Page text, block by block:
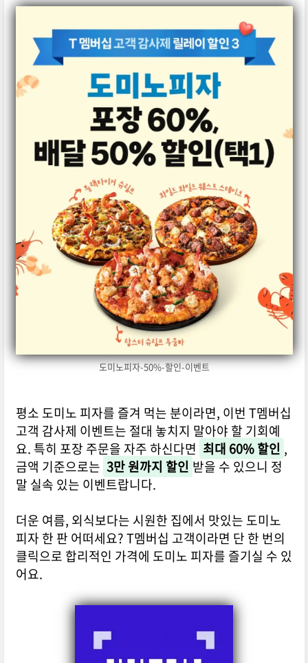
도미노피자-50%-할인-이벤트
평소 도미노 피자를 즐겨 먹는 분이라면, 이번 T멤버십
고객 감사제 이벤트는 절대 놓치지 말아야 할 기회예
요. 특히 포장 주문을 자주 하신다면 최대 60% 할인 ,
금액 기준으로는 3만 원까지 할인 받을 수 있으니 정
말 실속 있는 이벤트랍니다.
더운 여름, 외식보다는 시원한 집에서 맛있는 도미노
피자 한 판 어떠세요? T멤버십 고객이라면 단 한 번의
클릭으로 합리적인 가격에 도미노 피자를 즐기실 수 있
어요.